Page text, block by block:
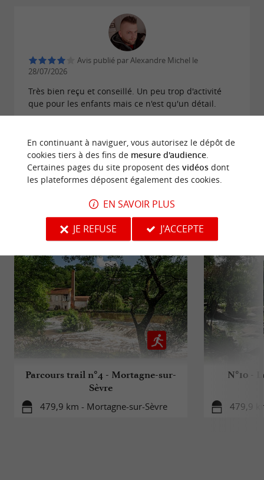
Avis publié par Alexandre Michel le
28/07/2026
Très bien reçu et conseillé. Un peu trop d'activité
que pour les enfants mais ce n'est qu'un détail.
LIRE TOUS LES AVIS
ECRIRE UN AVIS
© Google 2026
BALADESÀ PROXIMITÉ
Parcours trail n°4 - Mortagne-sur-
Sèvre
479,9 km - Mortagne-sur-Sèvre
N°10 -
479,9
En continuant à naviguer, vous autorisez le dépôt de
cookies tiers à des fins de mesure d'audience.
Certaines pages du site proposent des vidéosdont
les plateformes déposent également des cookies.
EN SAVOIR PLUS
JE REFUSE
J'ACCEPTE